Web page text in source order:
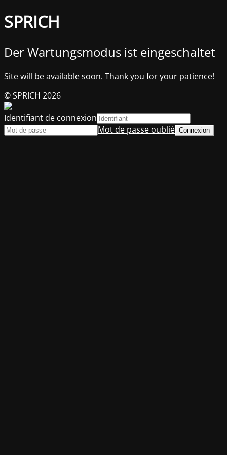
SPRICH
Der Wartungsmodus ist eingeschaltet
Site will be available soon. Thank you for your patience!
© SPRICH 2026
Identifiant de connexion
Mot de passe oublié